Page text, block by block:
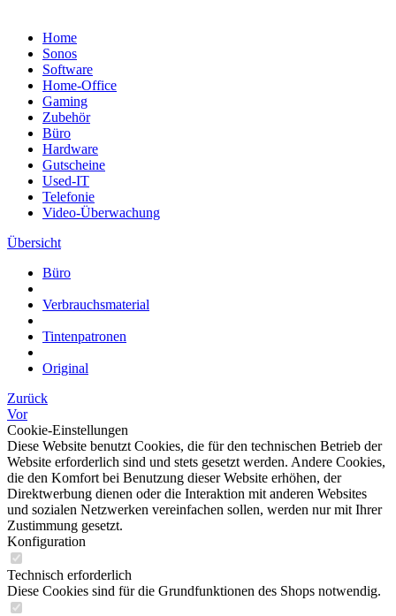
Home
Sonos
Software
Home-Office
Gaming
Zubehör
Büro
Hardware
Gutscheine
Used-IT
Telefonie
Video-Überwachung
Übersicht
Büro
Verbrauchsmaterial
Tintenpatronen
Original
Zurück
Vor
Cookie-Einstellungen
Diese Website benutzt Cookies, die für den technischen Betrieb der
Website erforderlich sind und stets gesetzt werden. Andere Cookies,
die den Komfort bei Benutzung dieser Website erhöhen, der
Direktwerbung dienen oder die Interaktion mit anderen Websites
und sozialen Netzwerken vereinfachen sollen, werden nur mit Ihrer
Zustimmung gesetzt.
Konfiguration
Technisch erforderlich
Diese Cookies sind für die Grundfunktionen des Shops notwendig.